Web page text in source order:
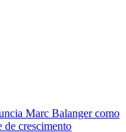
Marc Balanger como
de crescimento